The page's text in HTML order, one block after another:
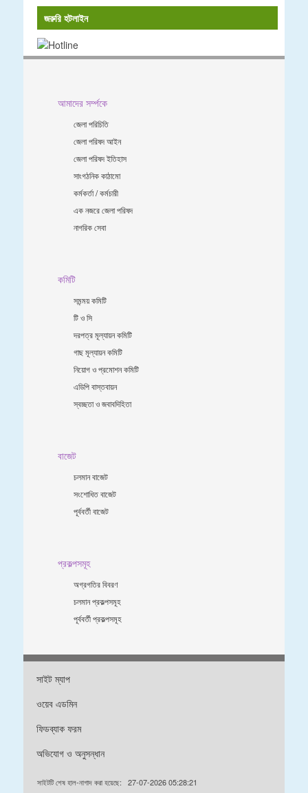
জরুরি হটলাইন
আমাদের সর্ম্পকে
জেলা পরিচিতি
জেলা পরিষদ আইন
জেলা পরিষদ ইতিহাস
সাংগঠনিক কাঠামো
কর্মকর্তা / কর্মচারী
এক নজরে জেলা পরিষদ
নাগরিক সেবা
কমিটি
সমন্ময় কমিটি
টি ও সি
দরপত্র মূল্যায়ন কমিটি
গাছ মূল্যায়ন কমিটি
নিয়োগ ও প্রমোশন কমিটি
এডিপি বাস্তবায়ন
স্বচ্ছতা ও জবাবদিহিতা
বাজেট
চলমান বাজেট
সংশোধিত বাজেট
পূর্ববর্তী বাজেট
প্রকল্পসমূহ
অগ্রগতির বিবরণ
চলমান প্রকল্পসমূহ
পূর্ববর্তী প্রকল্পসমূহ
সাইট ম্যাপ
ওয়েব এডমিন
ফিডব্যাক ফরম
অভিযোগ ও অনুসন্ধান
সাইটটি শেষ হাল-নাগাদ করা হয়েছে: 27-07-2026 05:28:21